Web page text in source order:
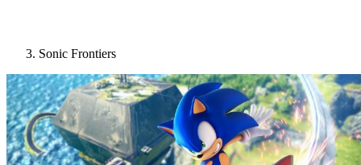
Sonic Frontiers